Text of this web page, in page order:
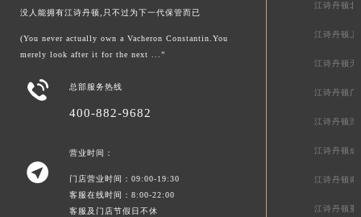
没人能拥有江诗丹顿,只不过为下一代保管而已
(You never actually own a Vacheron Constantin.You
merely look after it for the next ...”
 总部服务热线
400-882-9682

营业时间：
门店营业时间：09:00-19:30
客服在线时间：8:00-22:00
客服及门店节假日不休
江诗丹顿北
江诗丹顿上
江诗丹顿天
江诗丹顿广
江诗丹顿深
江诗丹顿成
江诗丹顿南
江诗丹顿重